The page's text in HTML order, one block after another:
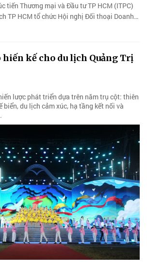
tiến Thương mại và Đầu tư TP HCM (ITPC)
TP HCM tổ chức Hội nghị Đối thoại Doanh
Thành phố - chuyên đề Du lịch năm 2026.
kế cho du lịch Quảng Trị
lược phát triển dựa trên năm trụ cột: thiên
biển, du lịch cảm xúc, hạ tầng kết nối và